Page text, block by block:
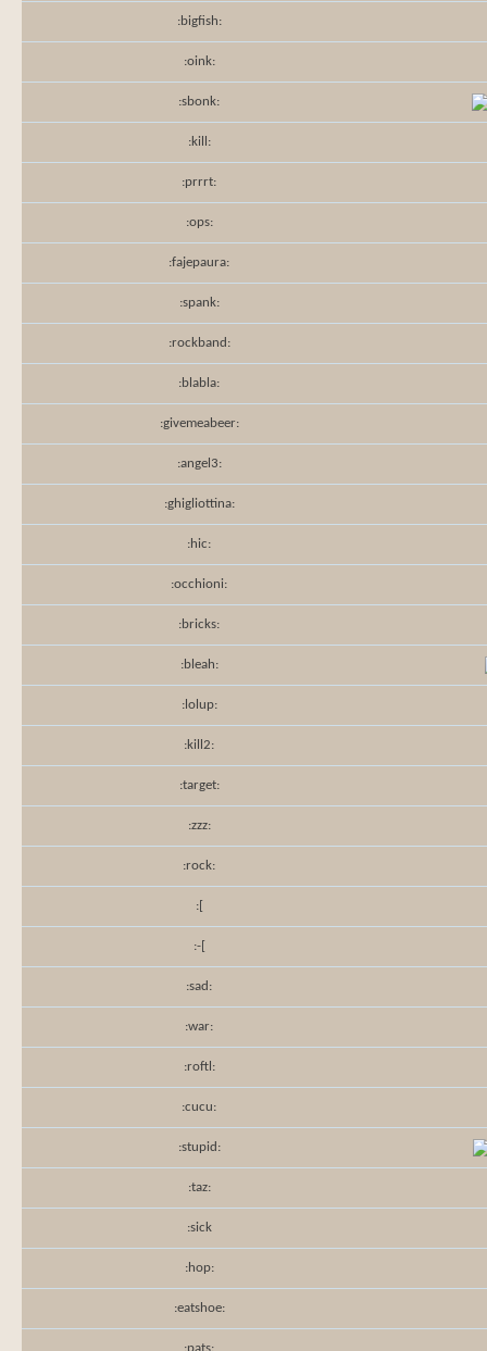
:bigfish:
:oink:
:sbonk:
:kill:
:prrrt:
:ops:
:fajepaura:
:spank:
:rockband:
:blabla:
:givemeabeer:
:angel3:
:ghigliottina:
:hic:
:occhioni:
:bricks:
:bleah:
:lolup:
:kill2:
:target:
:zzz:
:rock:
:[
:-[
:sad:
:war:
:roftl:
:cucu:
:stupid:
:taz:
:sick
:hop:
:eatshoe: